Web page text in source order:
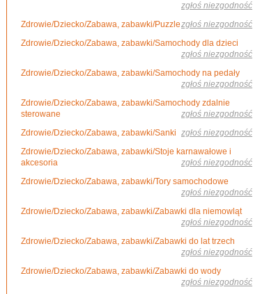
zgłoś niezgodność
Zdrowie/Dziecko/Zabawa, zabawki/Puzzlezgłoś niezgodność
Zdrowie/Dziecko/Zabawa, zabawki/Samochody dla dzieci
zgłoś niezgodność
Zdrowie/Dziecko/Zabawa, zabawki/Samochody na pedały
zgłoś niezgodność
Zdrowie/Dziecko/Zabawa, zabawki/Samochody zdalnie
sterowane
zgłoś niezgodność
Zdrowie/Dziecko/Zabawa, zabawki/Sanki zgłoś niezgodność
Zdrowie/Dziecko/Zabawa, zabawki/Stoje karnawałowe i
akcesoria
zgłoś niezgodność
Zdrowie/Dziecko/Zabawa, zabawki/Tory samochodowe
zgłoś niezgodność
Zdrowie/Dziecko/Zabawa, zabawki/Zabawki dla niemowląt
zgłoś niezgodność
Zdrowie/Dziecko/Zabawa, zabawki/Zabawki do lat trzech
zgłoś niezgodność
Zdrowie/Dziecko/Zabawa, zabawki/Zabawki do wody
zgłoś niezgodność